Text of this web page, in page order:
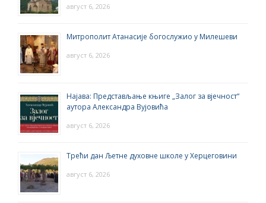
август 6, 2026
Митрополит Атанасије богослужио у Милешеви
август 6, 2026
Најава: Представљање књиге „Залог за вјечност“
аутора Александра Вујовића
август 6, 2026
Трећи дан Љетне духовне школе у Херцеговини
август 6, 2026